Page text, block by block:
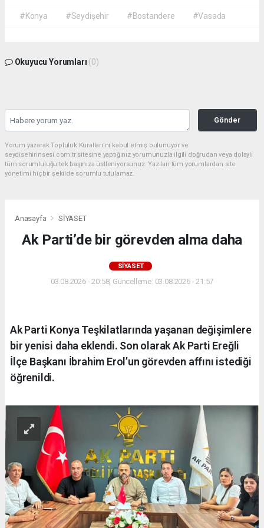
#Konya #Seydişehir #Bostandere #Vasada
Okuyucu Yorumları (0)
Gönder
Yorum yazarak Topluluk Kuralları’nı kabul etmiş bulunuyor ve
seydisehirinsesi.com.tr sitesine yaptığınız yorumunuzla ilgili doğrudan veya dolaylı
tüm sorumluluğu tek başınıza üstleniyorsunuz. Yazılan tüm yorumlardan site
yönetimi hiçbir şekilde sorumlu tutulamaz.
Anasayfa SİYASET
Ak Parti’de bir görevden alma daha
SİYASET
03.08.2026 - 20:58, Güncelleme: 03.08.2026 - 21:57
Ak Parti Konya Teşkilatlarında yaşanan değişimlere
bir yenisi daha eklendi. Son olarak Ak Parti Ereğli
İlçe Başkanı İbrahim Erol’un görevden affını istediği
öğrenildi.